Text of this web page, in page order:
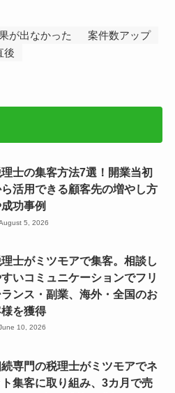
が出なかった
案件数アップ
後
士の集客方法7選！開業当初
活用できる顧客先の増やし方
功事例
5, 2026
士がミツモアで集客。相談し
いコミュニケーションでフリ
ンス・副業、海外・全国のお
を獲得
10, 2026
専門の税理士がミツモアでネ
ト集客に取り組み、3カ月で売